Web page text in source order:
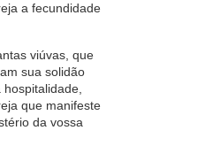
a fecundidade
viúvas, que
sua solidão
que manifeste
da vossa